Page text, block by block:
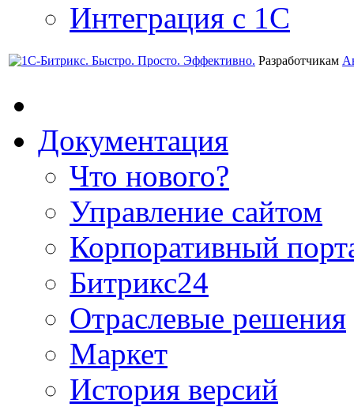
Интеграция с 1С
Разработчикам
Документация
Что нового?
Управление сайтом
Корпоративный
Битрикс24
Отраслевые решения
Маркет
История версий